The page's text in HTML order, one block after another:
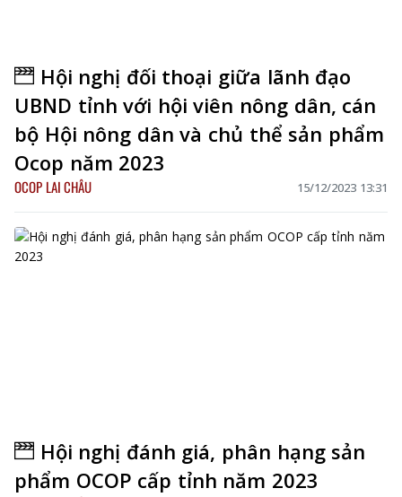
Hội nghị đối thoại giữa lãnh đạo
UBND tỉnh với hội viên nông dân, cán
bộ Hội nông dân và chủ thể sản phẩm
Ocop năm 2023
OCOP LAI CHÂU 15/12/2023 13:31
Hội nghị đánh giá, phân hạng sản
phẩm OCOP cấp tỉnh năm 2023